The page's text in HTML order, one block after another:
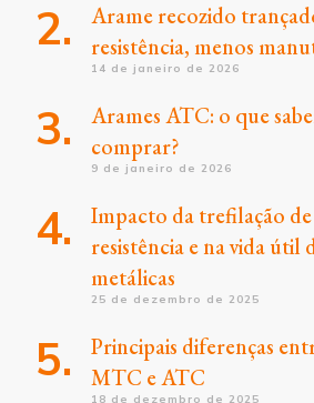
Arame recozido
resistência, menos
14 de janeiro de 2026
Arames ATC: o que
comprar?
9 de janeiro de 2026
Impacto da trefilação de
resistência e na vida útil
metálicas
25 de dezembro de 2025
Principais diferenças
MTC e ATC
18 de dezembro de 2025